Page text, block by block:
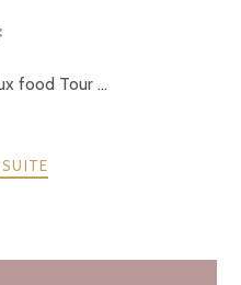
food Tour …